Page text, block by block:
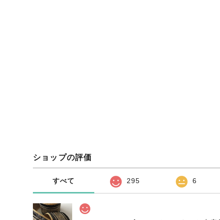
ショップの評価
すべて 295 6